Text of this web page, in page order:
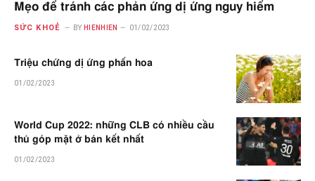
Mẹo để tránh các phản ứng dị ứng nguy hiểm
SỨC KHOẺ BY HIENHIEN 01/02/2023
Triệu chứng dị ứng phấn hoa
01/02/2023
World Cup 2022: những CLB có nhiều cầu
thủ góp mặt ở bán kết nhất
01/02/2023